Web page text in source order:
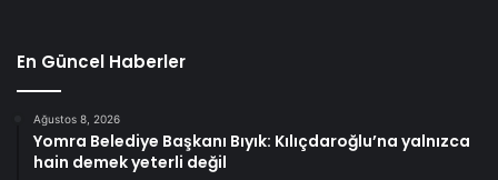
En Güncel Haberler
Ağustos 8, 2026
Yomra Belediye Başkanı Bıyık: Kılıçdaroğlu’na yalnızca
hain demek yeterli değil